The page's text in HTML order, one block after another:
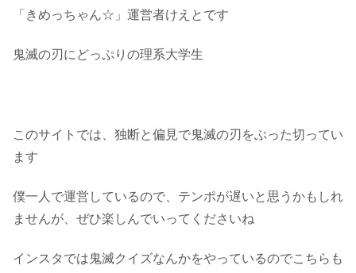
「きめっちゃん☆」運営者けえとです
鬼滅の刃にどっぷりの理系大学生
このサイトでは、独断と偏見で鬼滅の刃をぶった切ってい
ます
僕一人で運営しているので、テンポが遅いと思うかもしれ
ませんが、ぜひ楽しんでいってくださいね
インスタでは鬼滅クイズなんかをやっているのでこちらも